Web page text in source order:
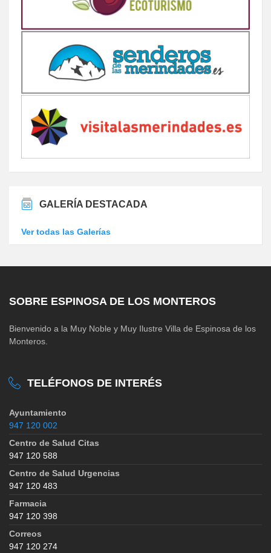
GALERÍA DESTACADA
Ver todas las Galerías
SOBRE ESPINOSA DE LOS MONTEROS
Bienvenido a la Muy Noble y Muy Ilustre Villa de Espinosa de los
Monteros.
TELÉFONOS DE INTERÉS
Ayuntamiento
947 120 002
Centro de Salud Citas
947 120 588
Centro de Salud Urgencias
947 120 483
Farmacia
947 120 398
Correos
947 120 274